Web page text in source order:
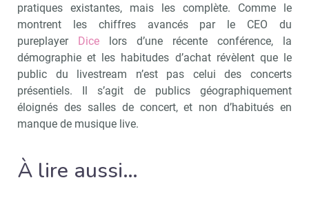
pratiques existantes, mais les complète. Comme le
montrent les chiffres avancés par le CEO du
pureplayer Dice lors d’une récente conférence, la
démographie et les habitudes d’achat révèlent que le
public du livestream n’est pas celui des concerts
présentiels. Il s’agit de publics géographiquement
éloignés des salles de concert, et non d’habitués en
manque de musique live.
À lire aussi…